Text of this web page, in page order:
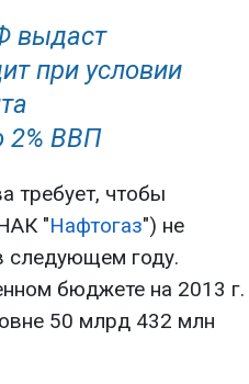
выдаст
при условии
2% ВВП
требует, чтобы
"Нафтогаз") не
следующем году.
бюджете на 2013 г.
50 млрд 432 млн